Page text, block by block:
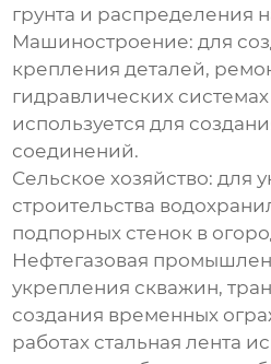
грунта и распределения
Машиностроение: для
крепления деталей,
гидравлических системах
используется для
соединений.
Сельское хозяйство: для
строительства
подпорных стенок в
Нефтегазовая
укрепления скважин,
создания временных
работах стальная лента